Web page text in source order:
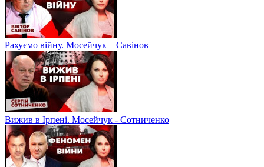
Рахуємо війну. Мосейчук – Савінов
Вижив в Ірпені. Мосейчук - Сотниченко